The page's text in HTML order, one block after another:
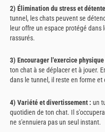
2) Élimination du stress et
tunnel, les chats peuvent se
leur offre un espace protégé
rassurés.
3) Encourager l'exercice physique
ton chat à se déplacer et à jouer.
dans le tunnel, il reste en forme et
4) Variété et divertissement : un
quotidien de ton chat. Il
ne s'ennuiera pas un seul instant.